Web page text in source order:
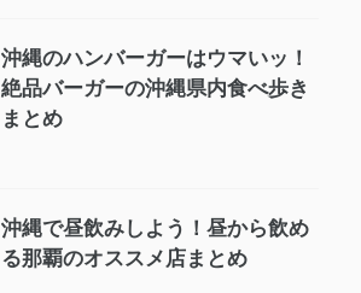
沖縄のハンバーガーはウマいッ！
絶品バーガーの沖縄県内食べ歩き
まとめ
沖縄で昼飲みしよう！昼から飲め
る那覇のオススメ店まとめ